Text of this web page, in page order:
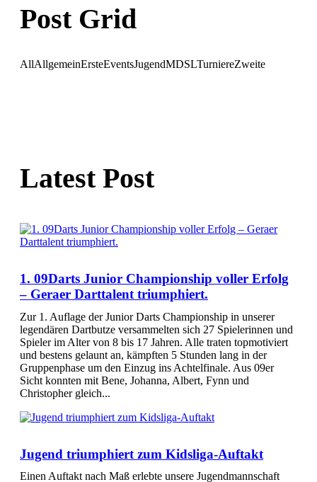
Post Grid
AllAllgemeinErsteEventsJugendMDSLTurniereZweite
Latest Post
1. 09Darts Junior Championship voller Erfolg
– Geraer Darttalent triumphiert.
Zur 1. Auflage der Junior Darts Championship in unserer
legendären Dartbutze versammelten sich 27 Spielerinnen und
Spieler im Alter von 8 bis 17 Jahren. Alle traten topmotiviert
und bestens gelaunt an, kämpften 5 Stunden lang in der
Gruppenphase um den Einzug ins Achtelfinale. Aus 09er
Sicht konnten mit Bene, Johanna, Albert, Fynn und
Christopher gleich...
Jugend triumphiert zum Kidsliga-Auftakt
Einen Auftakt nach Maß erlebte unsere Jugendmannschaft